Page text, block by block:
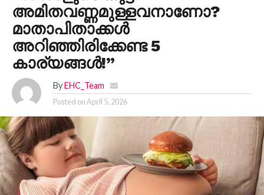
അമിതവണ്ണമുള്ളവനാണോ?
മാതാപിതാക്കൾ
അറിഞ്ഞിരിക്കേണ്ട 5
കാര്യങ്ങൾ!”
By EHC_Team
Posted onApril 5, 2026